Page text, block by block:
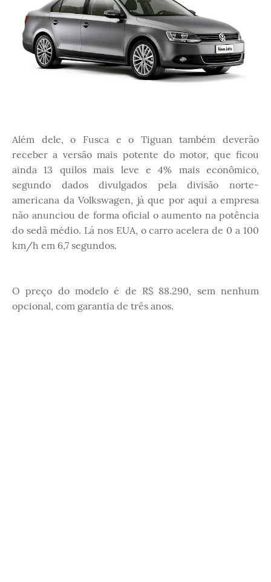
Além dele, o Fusca e o Tiguan também deverão
receber a versão mais potente do motor, que ficou
ainda 13 quilos mais leve e 4% mais econômico,
segundo dados divulgados pela divisão norte-
americana da Volkswagen, já que por aqui a empresa
não anunciou de forma oficial o aumento na potência
do sedã médio. Lá nos EUA, o carro acelera de 0 a 100
km/h em 6,7 segundos.
O preço do modelo é de R$ 88.290, sem nenhum
opcional, com garantia de três anos.